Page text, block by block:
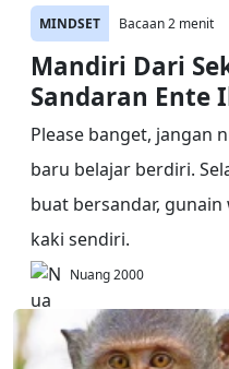
MINDSET Bacaan 2 menit
Mandiri Dari
Sandaran Ente
Please banget, jangan
baru belajar berdiri.
buat bersandar,
kaki sendiri.
Nuang 2000